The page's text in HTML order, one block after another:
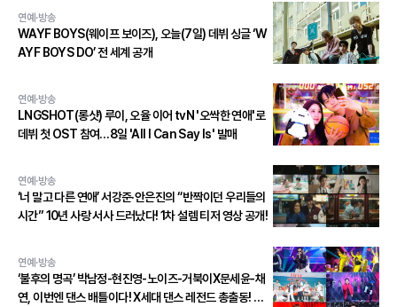
연예·방송
WAYF BOYS(웨이프 보이즈), 오늘(7일) 데뷔 싱글 ‘W
AYF BOYS DO’ 전 세계 공개
연예·방송
LNGSHOT(롱샷) 루이, 오율 이어 tvN '오싹한 연애'로
데뷔 첫 OST 참여…8일 'All I Can Say Is' 발매
연예·방송
‘너 말고 다른 연애’ 서강준·안은진의 “반짝이던 우리들의
시간” 10년 사랑 서사 드러났다! 1차 설렘 티저 영상 공개!
연예·방송
‘불후의 명곡’ 박남정-현진영-노이즈-거북이X문세윤-채
연, 이번엔 댄스 배틀이다! X세대 댄스 레전드 총출동! 댄